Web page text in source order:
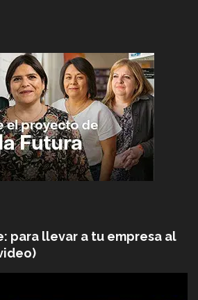
para llevar a tu empresa al